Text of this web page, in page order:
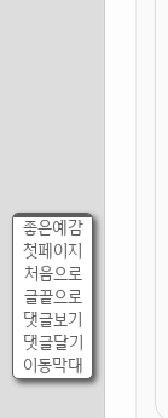
좋은예감
첫페이지
처음으로
글끝으로
댓글보기
댓글달기
이동막대